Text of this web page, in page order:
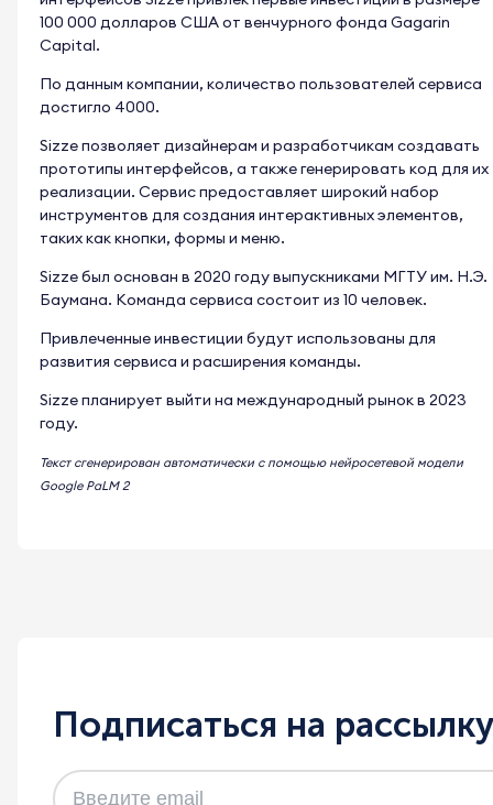
100 000 долларов США от венчурного фонда Gagarin
Capital.
По данным компании, количество пользователей сервиса
достигло 4000.
Sizze позволяет дизайнерам и разработчикам создавать
прототипы интерфейсов, а также генерировать код для их
реализации. Сервис предоставляет широкий набор
инструментов для создания интерактивных элементов,
таких как кнопки, формы и меню.
Sizze был основан в 2020 году выпускниками МГТУ им. Н.Э.
Баумана. Команда сервиса состоит из 10 человек.
Привлеченные инвестиции будут использованы для
развития сервиса и расширения команды.
Sizze планирует выйти на международный рынок в 2023
году.
Текст сгенерирован автоматически с помощью нейросетевой модели
Google PaLM 2
Подписаться на рассылку